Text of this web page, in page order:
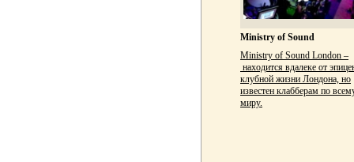
Ministry of Sound
Ministry of Sound London –
находится вдалеке от
клубной жизни Лондона, но
известен клабберам по
миру.